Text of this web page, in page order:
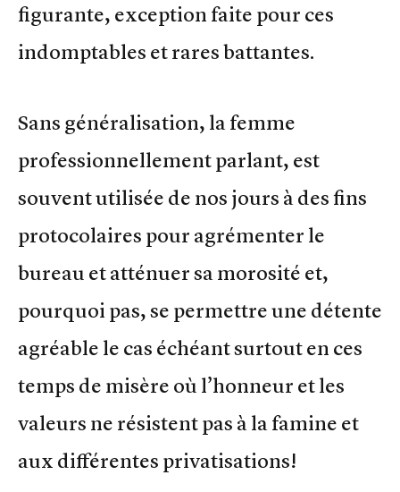
figurante, exception faite pour ces
indomptables et rares battantes.
Sans généralisation, la femme
professionnellement parlant, est
souvent utilisée de nos jours à des fins
protocolaires pour agrémenter le
bureau et atténuer sa morosité et,
pourquoi pas, se permettre une détente
agréable le cas échéant surtout en ces
temps de misère où l’honneur et les
valeurs ne résistent pas à la famine et
aux différentes privatisations!